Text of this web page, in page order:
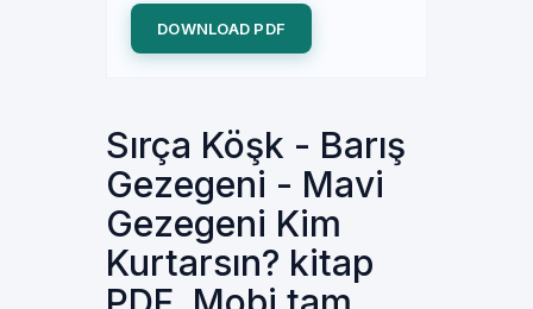
DOWNLOAD PDF
Sırça Köşk - Barış
Gezegeni - Mavi
Gezegeni Kim
Kurtarsın? kitap